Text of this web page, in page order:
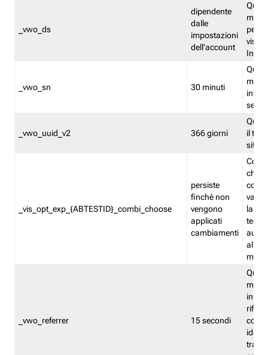
_vwo_ds
dipendente
dalle
impostazioni
dell'account
_vwo_sn 30 minuti
_vwo_uuid_v2 366 giorni
il
sito
_vis_opt_exp_{ABTESTID}_combi_choose
persiste
finchè non
vengono
applicati
cambiamenti
che
la
test.
_vwo_referrer 15 secondi